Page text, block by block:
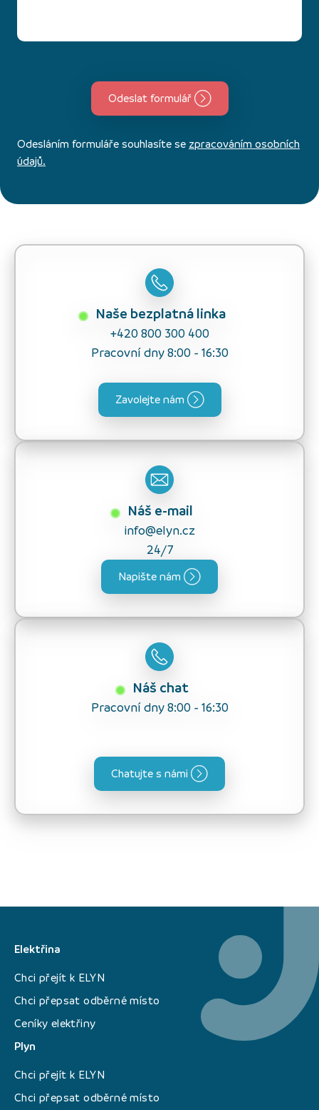
Odeslat formulář
Odesláním formuláře souhlasíte se zpracováním osobních
údajů.
Naše bezplatná linka
+420 800 300 400
Pracovní dny 8:00 - 16:30
Zavolejte nám
Náš e-mail
info@elyn.cz
24/7
Napište nám
Náš chat
Pracovní dny 8:00 - 16:30
Chatujte s námi
Elektřina
Chci přejít k ELYN
Chci přepsat odběrné místo
Ceníky elektřiny
Plyn
Chci přejít k ELYN
Chci přepsat odběrné místo